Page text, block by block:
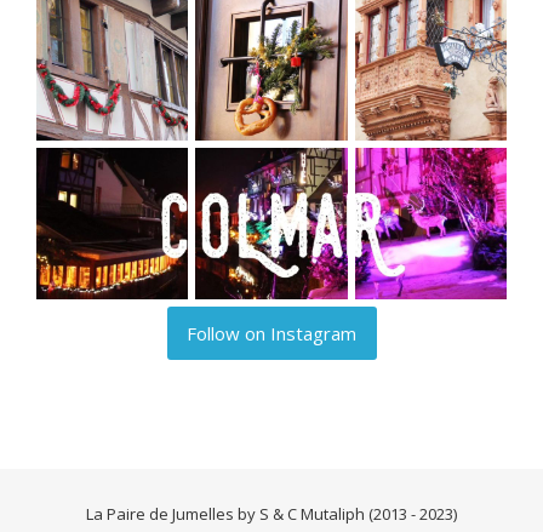
Follow on Instagram
La Paire de Jumelles by S & C Mutaliph (2013 - 2023)